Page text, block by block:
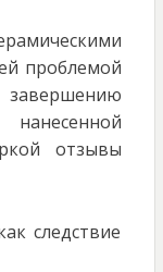
проблемой
отзывы
следствие